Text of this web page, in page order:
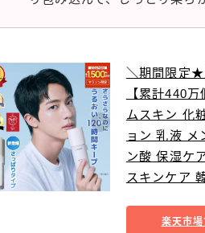
＼期間限定
【累計440
ムスキン 化
ョン 乳液 メ
ン酸 保湿ケ
スキンケア
楽天市